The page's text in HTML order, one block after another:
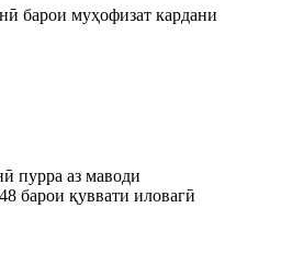
барои муҳофизат кардани
пурра аз маводи
барои қуввати иловагӣ